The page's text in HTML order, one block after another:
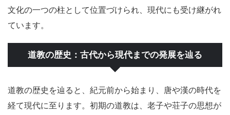
文化の一つの柱として位置づけられ、現代にも受け継がれ
ています。
道教の歴史：古代から現代までの発展を辿る
道教の歴史を辿ると、紀元前から始まり、唐や漢の時代を
経て現代に至ります。初期の道教は、老子や荘子の思想が